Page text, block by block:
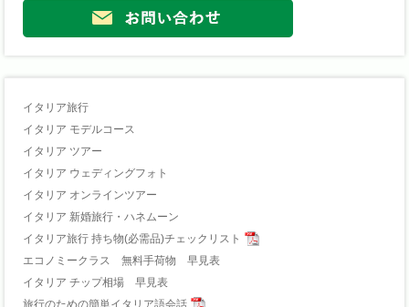
イタリア旅行
イタリア モデルコース
イタリア ツアー
イタリア ウェディングフォト
イタリア オンラインツアー
イタリア 新婚旅行・ハネムーン
イタリア旅行 持ち物(必需品)チェックリスト
エコノミークラス 無料手荷物 早見表
イタリア チップ相場 早見表